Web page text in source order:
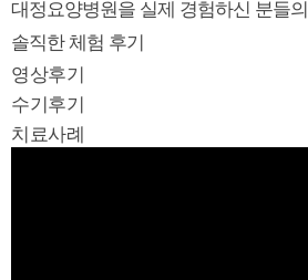
대정요양병원을 실제 경험하신 분들의
솔직한 체험 후기
영상후기
수기후기
치료사례